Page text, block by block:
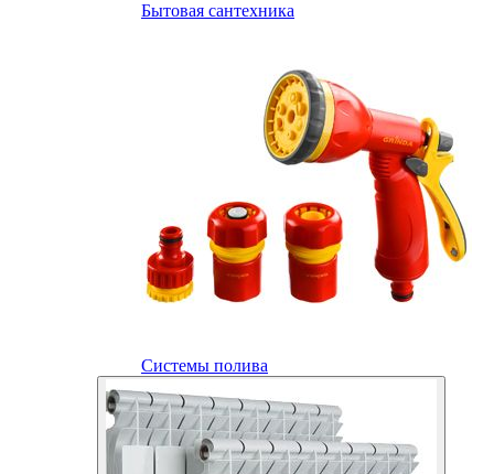
Бытовая сантехника
Системы полива